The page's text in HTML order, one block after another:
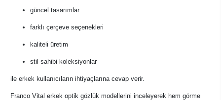
güncel tasarımlar
farklı çerçeve seçenekleri
kaliteli üretim
stil sahibi koleksiyonlar
ile erkek kullanıcıların ihtiyaçlarına cevap verir.
Franco Vital erkek optik gözlük modellerini inceleyerek hem görme